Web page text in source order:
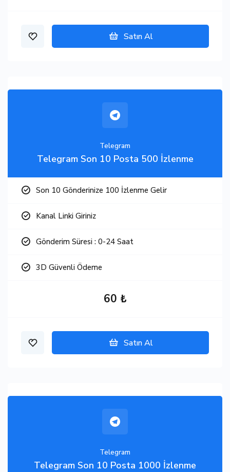
Satın Al
Telegram
Telegram Son 10 Posta 500 İzlenme
Son 10 Gönderinize 100 İzlenme Gelir
Kanal Linki Giriniz
Gönderim Süresi : 0-24 Saat
3D Güvenli Ödeme
60 ₺
Satın Al
Telegram
Telegram Son 10 Posta 1000 İzlenme